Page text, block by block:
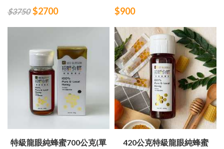
$3750 $2700 $900
特級龍眼純蜂蜜700公克(單
420公克特級龍眼純蜂蜜